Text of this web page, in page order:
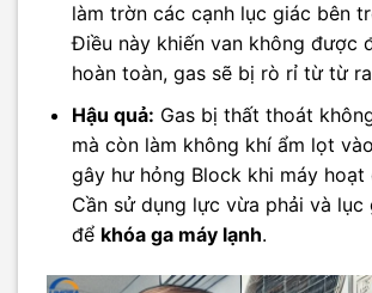
làm trờn các cạnh lục giác bên
Điều này khiến van không được
hoàn toàn, gas sẽ bị rò rỉ từ từ
Hậu quả: Gas bị thất thoát
mà còn làm không khí ẩm lọt
gây hư hỏng Block khi máy
Cần sử dụng lực vừa phải và lục
để khóa ga máy lạnh.